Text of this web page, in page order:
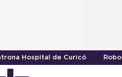
Hospital de Curicó